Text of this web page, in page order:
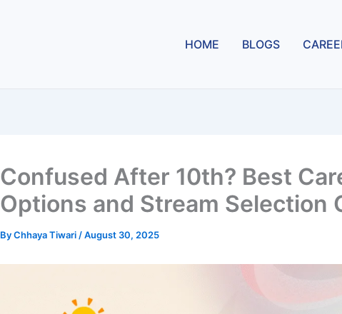
HOME BLOGS
Confused After 10th? Best
Options and Stream Selection
ByChhaya Tiwari /August 30, 2025